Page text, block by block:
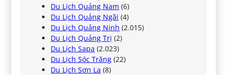
Du Lịch Quảng Nam (6)
Du Lịch Quảng Ngãi (4)
Du Lịch Quảng Ninh (2.015)
Du Lịch Quảng Trị (2)
Du Lịch Sapa (2.023)
Du Lịch Sóc Trăng (22)
Du Lịch Sơn La (8)